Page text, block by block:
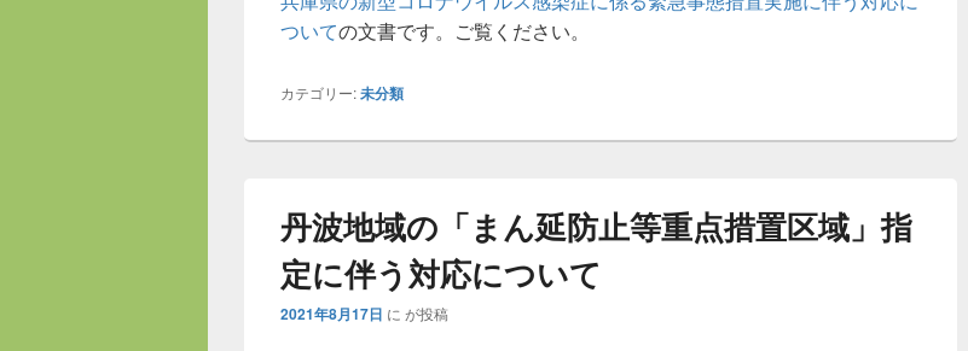
ついての文書です。ご覧ください。
カテゴリー:未分類
丹波地域の「まん延防止等重点措置区域」指
定に伴う対応について
2021年8月17日 に が投稿